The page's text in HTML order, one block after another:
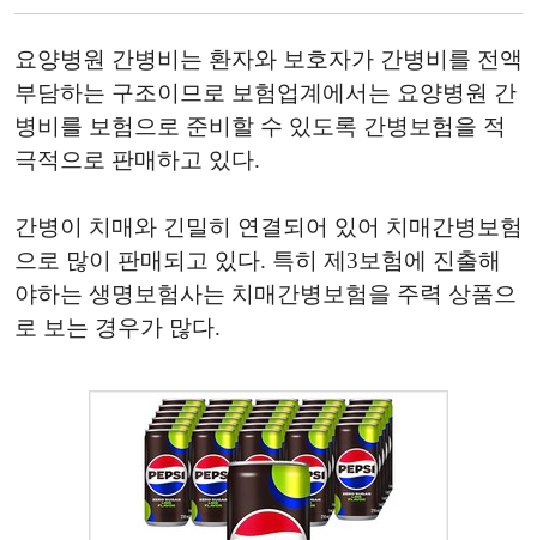
요양병원 간병비는 환자와 보호자가 간병비를 전액
부담하는 구조이므로 보험업계에서는 요양병원 간
병비를 보험으로 준비할 수 있도록 간병보험을 적
극적으로 판매하고 있다.
간병이 치매와 긴밀히 연결되어 있어 치매간병보험
으로 많이 판매되고 있다. 특히 제3보험에 진출해
야하는 생명보험사는 치매간병보험을 주력 상품으
로 보는 경우가 많다.